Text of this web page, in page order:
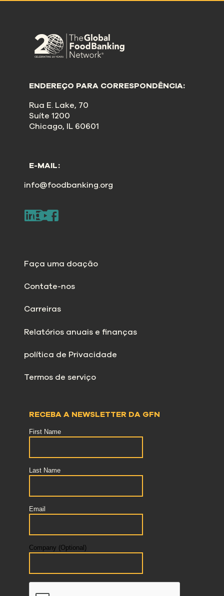
ENDEREÇO PARA CORRESPONDÊNCIA:
Rua E. Lake, 70
Suíte 1200
Chicago, IL 60601
E-MAIL:
info@foodbanking.org
Faça uma doação
Contate-nos
Carreiras
Relatórios anuais e finanças
política de Privacidade
Termos de serviço
RECEBA A NEWSLETTER DA GFN